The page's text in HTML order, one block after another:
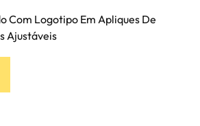
Com Logotipo Em Apliques De
Ajustáveis